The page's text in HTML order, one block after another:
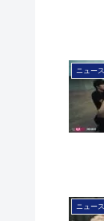
ニュース
ニュース